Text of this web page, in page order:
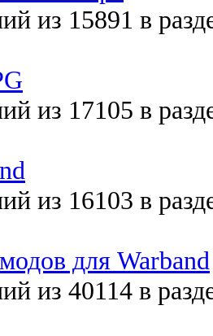
из 15891 в
из 17105 в
из 16103 в
для Warband
из 40114 в